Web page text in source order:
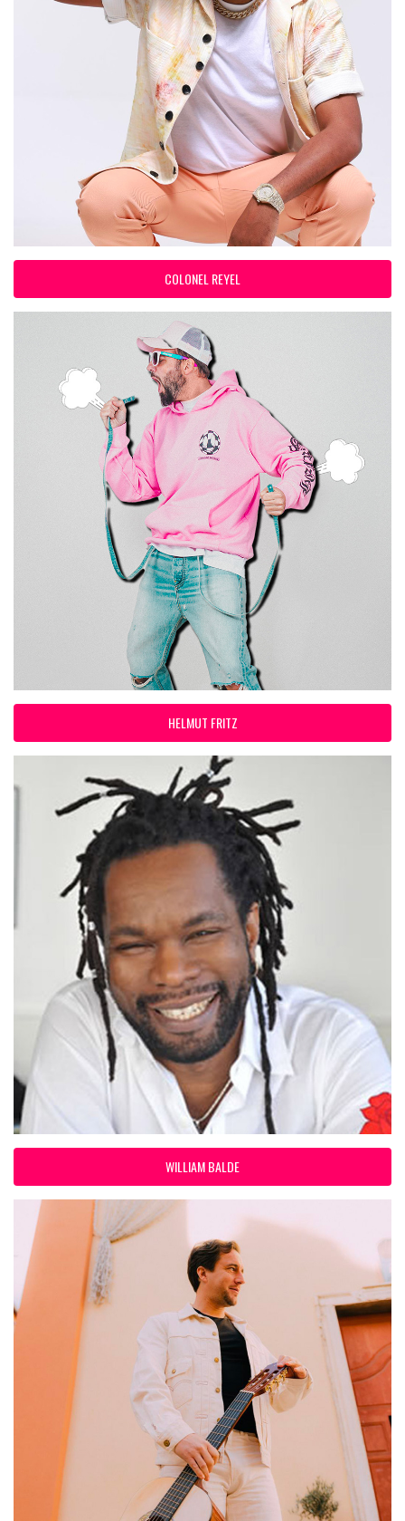
COLONEL REYEL
HELMUT FRITZ
WILLIAM BALDE